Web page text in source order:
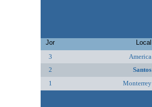
Jor Local
3
America
2
Santos
1
Monterrey